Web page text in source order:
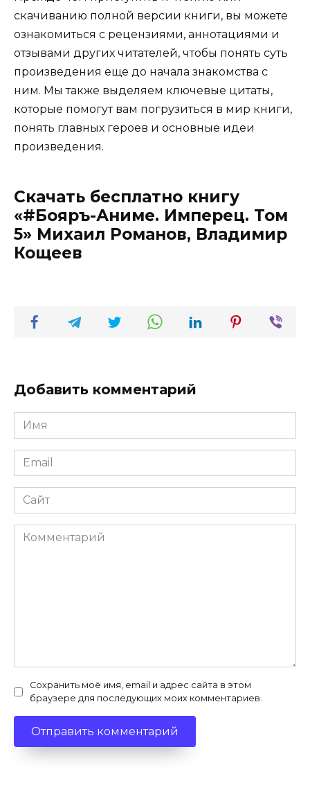
скачиванию полной версии книги, вы можете
ознакомиться с рецензиями, аннотациями и
отзывами других читателей, чтобы понять суть
произведения еще до начала знакомства с
ним. Мы также выделяем ключевые цитаты,
которые помогут вам погрузиться в мир книги,
понять главных героев и основные идеи
произведения.
Скачать бесплатно книгу
«#Бояръ-Аниме. Имперец. Том
5» Михаил Романов, Владимир
Кощеев
Добавить комментарий
Имя
*
Email
*
Сайт
Комментарий
Сохранить моё имя, email и адрес сайта в этом
браузере для последующих моих комментариев.